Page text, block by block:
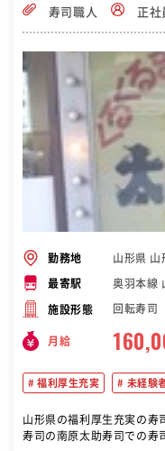
寿司職人 正社
勤務地 山形県
最寄駅 奥羽本線
施設形態 回転寿司
月給
福利厚生充実 未経験
山形県の福利厚生充実の寿司
寿司の南原太助寿司での寿